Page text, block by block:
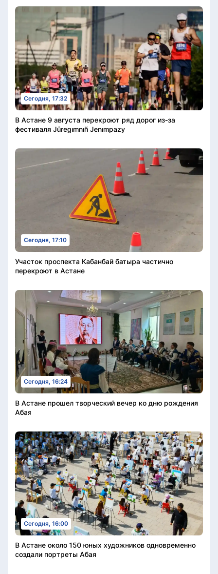
Сегодня, 17:32
В Астане 9 августа перекроют ряд дорог из-за
фестиваля Jüregımnıñ Jenımpazy
Сегодня, 17:10
Участок проспекта Кабанбай батыра частично
перекроют в Астане
Сегодня, 16:24
В Астане прошел творческий вечер ко дню рождения
Абая
Сегодня, 16:00
В Астане около 150 юных художников одновременно
создали портреты Абая